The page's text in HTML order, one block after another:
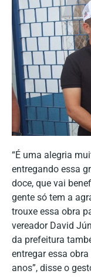
“É uma alegria
entregando essa
doce, que vai
gente só tem a
trouxe essa obra
vereador David
da prefeitura
entregar essa
anos”, disse o